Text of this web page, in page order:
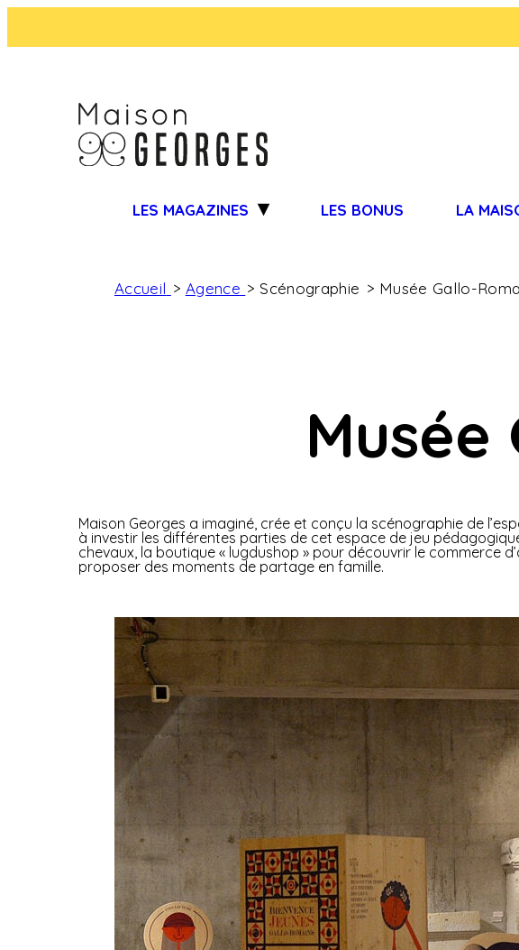
LES MAGAZINES LES BONUS LA
Accueil Agence Scénographie Musée Gallo-
Musée
Maison Georges a imaginé, crée et conçu la scénographie de
à investir les différentes parties de cet espace de jeu
chevaux, la boutique « lugdushop » pour découvrir le commerce
proposer des moments de partage en famille.